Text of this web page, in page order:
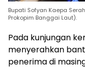
Bupati Sofyan Kaepa
Prokopim Banggai Laut).
Pada kunjungan
menyerahkan
penerima di